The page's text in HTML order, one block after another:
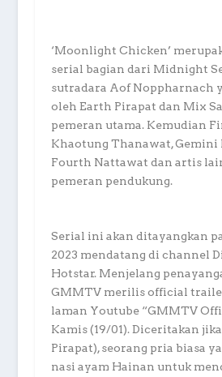
‘Moonlight Chicken’
serial bagian dari Midnight
sutradara Aof Noppharnach
oleh Earth Pirapat dan Mix
pemeran utama. Kemudian
Khaotung Thanawat,
Fourth Nattawat dan artis
pemeran pendukung.
Serial ini akan ditayangkan
2023 mendatang di channel
Hotstar. Menjelang
GMMTV merilis official
laman Youtube “GMMTV
Kamis (19/01). Diceritakan
Pirapat), seorang pria biasa
nasi ayam Hainan untuk